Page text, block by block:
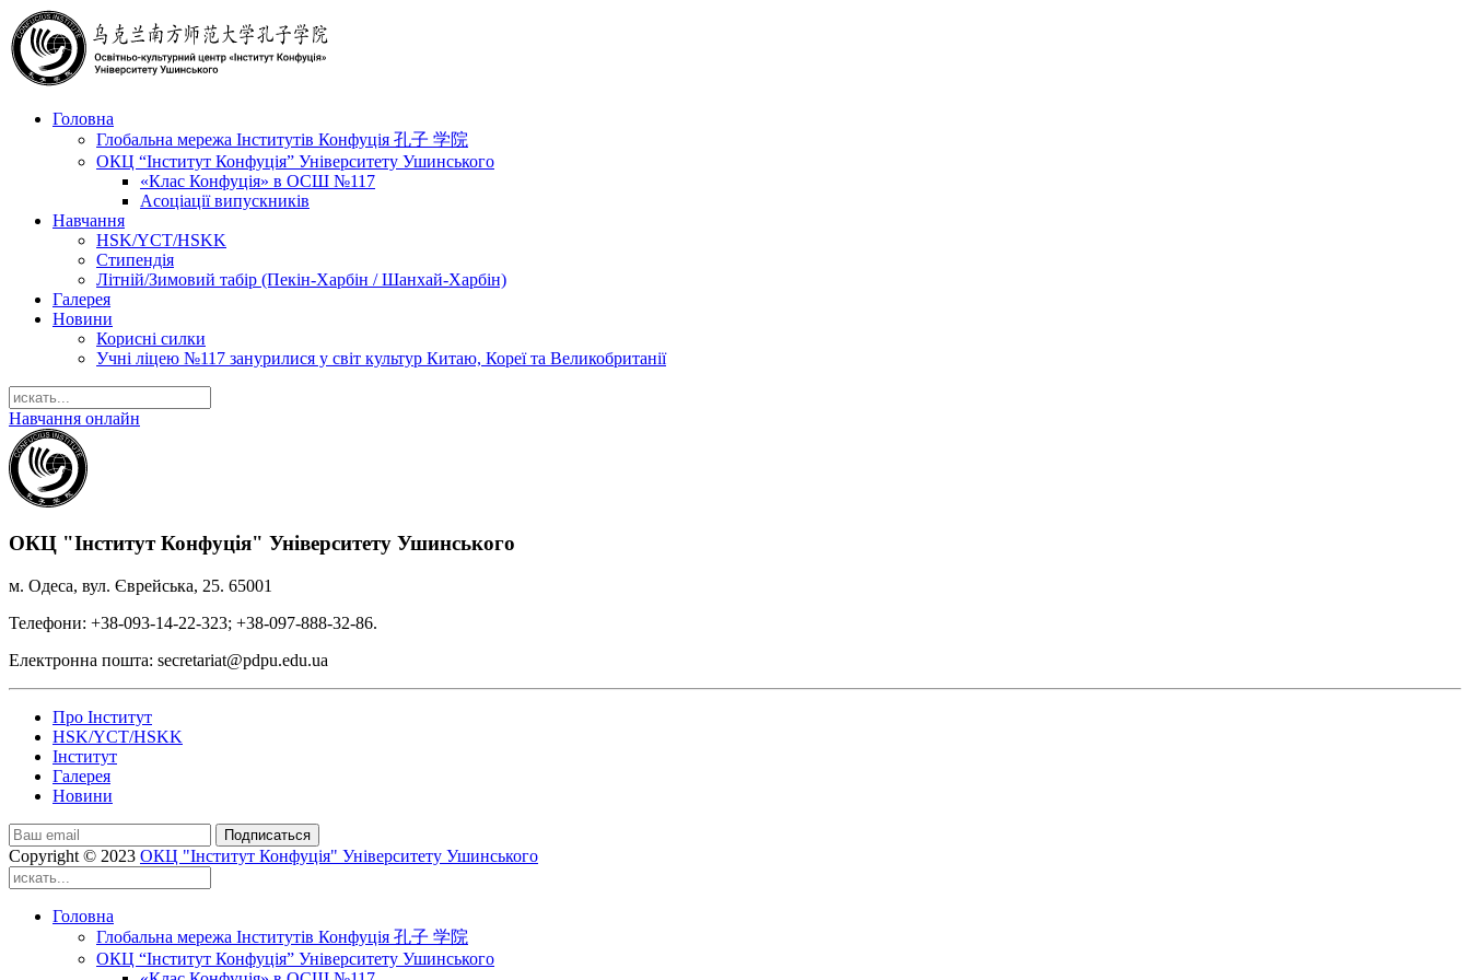
Головна
Глобальна мережа Інститутів Конфуція 孔子 学院
ОКЦ “Інститут Конфуція” Університету Ушинського
«Клас Конфуція» в ОСШ №117
Асоціації випускників
Навчання
HSK/YCT/HSKK
Стипендія
Літній/Зимовий табір (Пекін-Харбін / Шанхай-Харбін)
Галерея
Новини
Корисні силки
Учні ліцею №117 занурилися у світ культур Китаю, Кореї та Великобританії
Навчання онлайн
ОКЦ "Інститут Конфуція" Університету Ушинського
м. Одеса, вул. Єврейська, 25. 65001
Телефони: +38-093-14-22-323; +38-097-888-32-86.
Електронна пошта: secretariat@pdpu.edu.ua
Про Інститут
HSK/YCT/HSKK
Інститут
Галерея
Новини
Подписаться
Copyright © 2023 ОКЦ "Інститут Конфуція" Університету Ушинського
Головна
Глобальна мережа Інститутів Конфуція 孔子 学院
ОКЦ “Інститут Конфуція” Університету Ушинського